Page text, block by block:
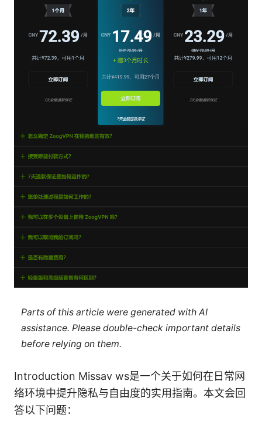
Parts of this article were generated with AI
assistance. Please double-check important details
before relying on them.
Introduction Missav ws是一个关于如何在日常网
络环境中提升隐私与自由度的实用指南。本文会回
答以下问题：